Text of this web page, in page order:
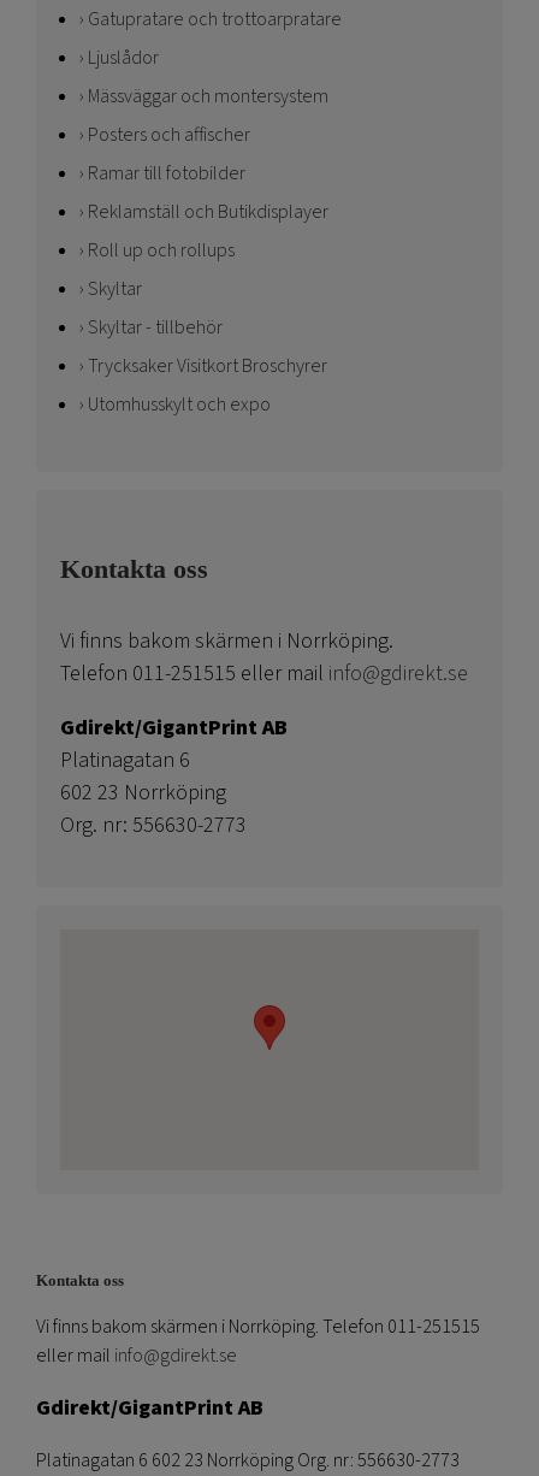
Gatupratare och trottoarpratare
Ljuslådor
Mässväggar och montersystem
Posters och affischer
Ramar till fotobilder
Reklamställ och Butikdisplayer
Roll up och rollups
Skyltar
Skyltar - tillbehör
Trycksaker Visitkort Broschyrer
Utomhusskylt och expo
Kontakta oss
Vi finns bakom skärmen i Norrköping.
Telefon 011-251515 eller mail info@gdirekt.se
Gdirekt/GigantPrint AB
Platinagatan 6
602 23 Norrköping
Org. nr: 556630-2773
Kontakta oss
Vi finns bakom skärmen i Norrköping. Telefon 011-251515
eller mail info@gdirekt.se
Gdirekt/GigantPrint AB
Platinagatan 6 602 23 Norrköping Org. nr: 556630-2773